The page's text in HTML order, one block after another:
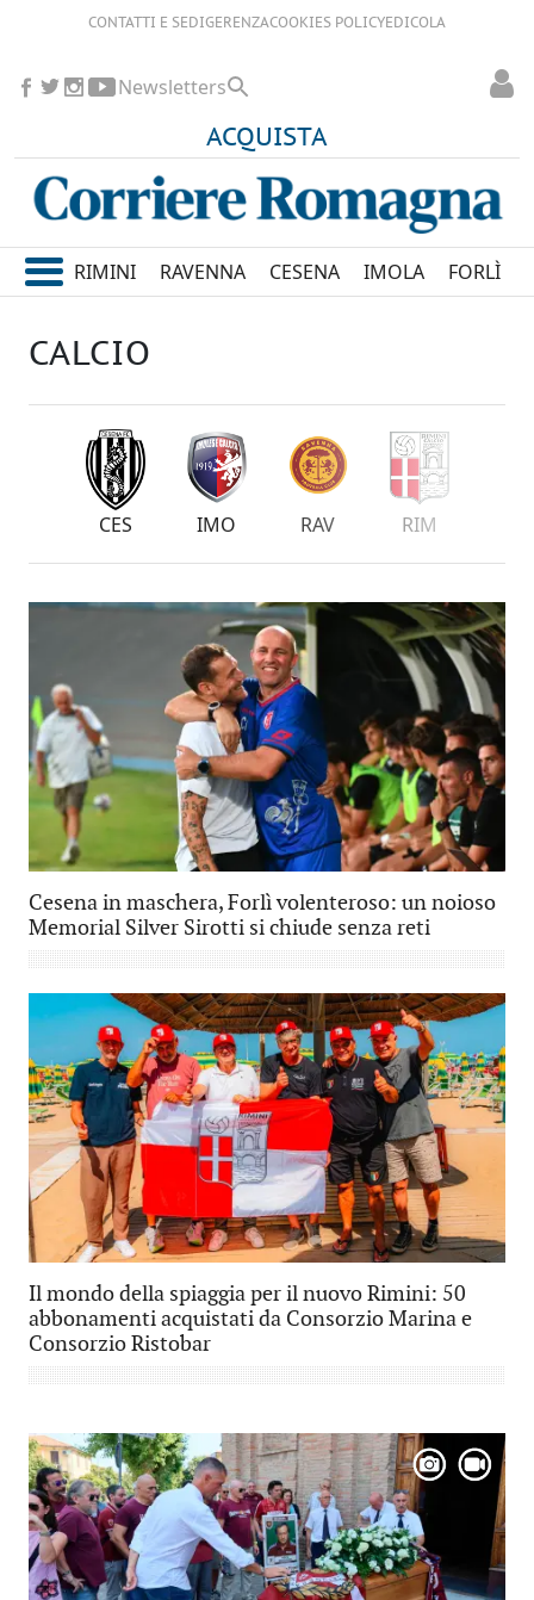
CONTATTI E SEDIGERENZACOOKIES POLICYEDICOLA
ACQUISTA
Newsletters
RIMINI RAVENNA CESENA IMOLA FORLÌ
CALCIO
CES IMO RAV RIM
Cesena in maschera, Forlì volenteroso: un noioso
Memorial Silver Sirotti si chiude senza reti
Il mondo della spiaggia per il nuovo Rimini: 50
abbonamenti acquistati da Consorzio Marina e
Consorzio Ristobar